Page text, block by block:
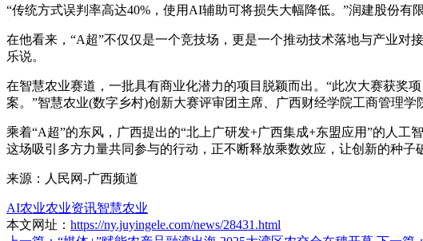
“传统方式误判率高达40%，使用AI辅助可将损失大幅降低。”润建股份
在他看来，“A超”不仅仅是一个竞技场，更是一个推动技术落地与产业对
乐说。
在智慧农业赛道，一批具有商业化潜力的项目脱颖而出。“此次大赛获
案。”智慧农业(数字乡村)创新大赛评审团主席、广西财经学院工商管理学
乘着“A超”的东风，广西提出的“北上广研发+广西集成+东盟应用”的人工
这场吸引多方力量共同参与的行动，正不断释放乘数效应，让创新的种
来源：人民网-广西频道
AI农业农业资讯智慧农业
本文网址： https://ny.juyingele.com/news/28431.html